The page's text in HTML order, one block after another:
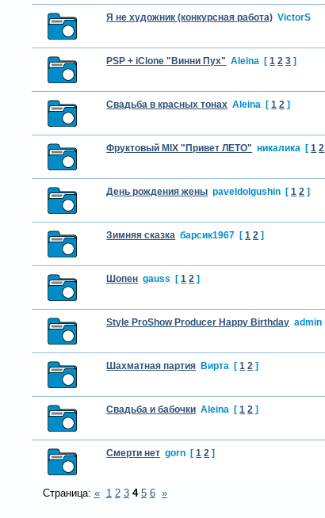
Я не художник (конкурсная работа) VictorS
PSP + iClone "Винни Пух" Aleina [ 1 2 3 ]
Свадьба в красных тонах Aleina [ 1 2 ]
Фруктовый MIX "Привет ЛЕТО" никалика [ 1 2
День рождения жены paveldolgushin [ 1 2 ]
Зимняя сказка барсик1967 [ 1 2 ]
Шопен gauss [ 1 2 ]
Style ProShow Producer Happy Birthday admin
Шахматная партия Вирта [ 1 2 ]
Свадьба и бабочки Aleina [ 1 2 ]
Смерти нет gorn [ 1 2 ]
Страница: « 1 2 3 4 5 6 »